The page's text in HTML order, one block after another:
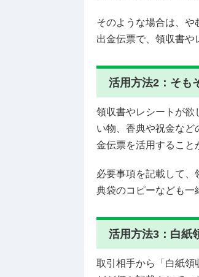
そのような場合は、
出金伝票で、領収書や
活用方法2：そも
領収書やレシートが欲
い物、香典や祝金など
金伝票を活用すること
必要事項を記載して
典袋のコピーなども一
活用方法3：白紙
取引相手から「白紙領